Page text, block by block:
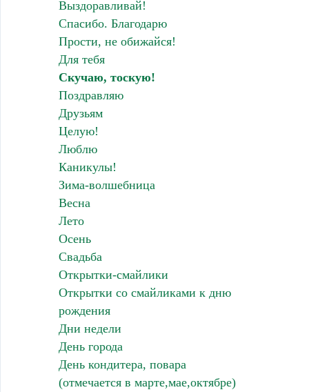
Выздоравливай!
Спасибо. Благодарю
Прости, не обижайся!
Для тебя
Скучаю, тоскую!
Поздравляю
Друзьям
Целую!
Люблю
Каникулы!
Зима-волшебница
Весна
Лето
Осень
Свадьба
Открытки-смайлики
Открытки со смайликами к дню
рождения
Дни недели
День города
День кондитера, повара
(отмечается в марте,мае,октябре)